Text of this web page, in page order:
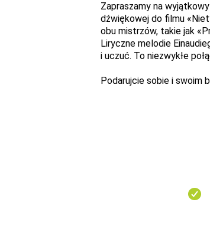
Zapraszamy na
dźwiękowej do filmu «
obu mistrzów, takie jak
Liryczne melodie
i uczuć. To niezwykłe
Podarujcie sobie i swoim